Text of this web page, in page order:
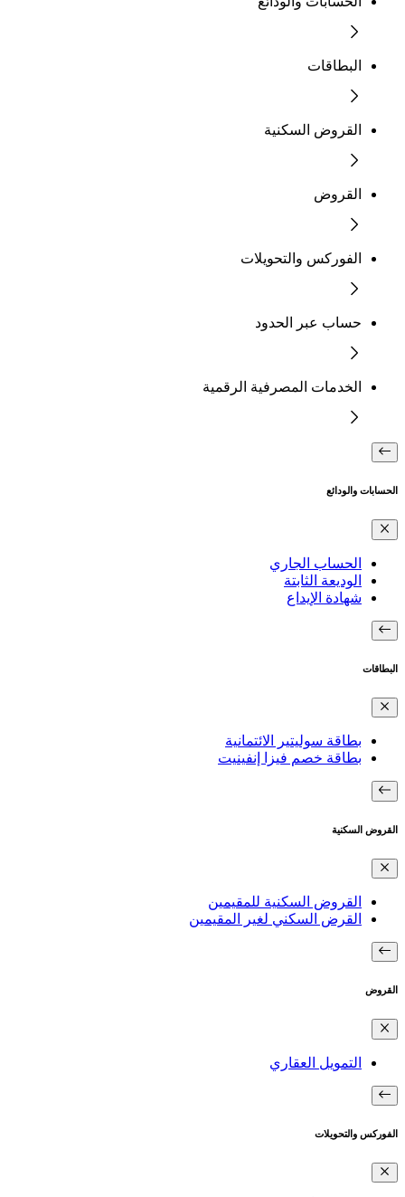
البطاقات
القروض السكنية
القروض
الفوركس والتحويلات
حساب عبر الحدود
الخدمات المصرفية الرقمية
الحسابات والودائع
الحساب الجاري
الوديعة الثابتة
شهادة الإيداع
البطاقات
بطاقة سوليتير الائتمانية
بطاقة خصم فيزا إنفينيت
القروض السكنية
القروض السكنية للمقيمين
القرض السكني لغير المقيمين
القروض
التمويل العقاري
الفوركس والتحويلات